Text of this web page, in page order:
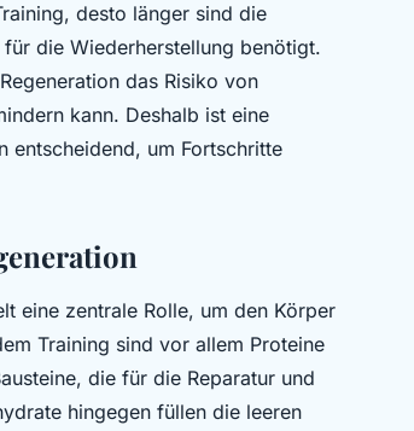
desto länger sind die
die Wiederherstellung benötigt.
das Risiko von
kann. Deshalb ist eine
entscheidend, um Fortschritte
eine zentrale Rolle, um den Körper
Training sind vor allem Proteine
die für die Reparatur und
hingegen füllen die leeren